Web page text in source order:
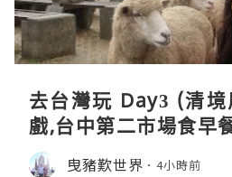
去台灣玩 Day3 (清
戲,台中第二市場食早
曳豬歎世界 4小時前